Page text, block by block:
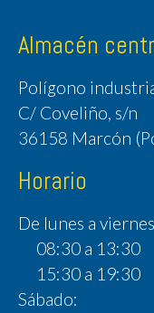
Almacén
Polígono
C/ Coveliño, s/n
36158 Marcón
Horario
De lunes a
08:30 a 13:30
15:30 a 19:30
Sábado: